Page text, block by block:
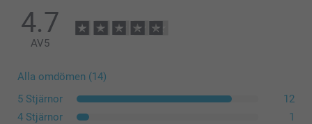
4.7
AV5
Alla omdömen (14)
5 Stjärnor
12
4 Stjärnor
1